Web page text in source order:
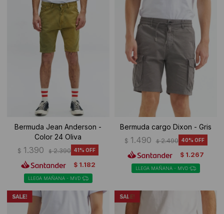
Bermuda Jean Anderson -
Color 24 Oliva
$ 1.390 $ 2.390 41
$ 1.182
LLEGA MAÑANA - MVD
Bermuda cargo Dixon - Gris
$ 1.490 $ 2.490 40
$ 1.267
LLEGA MAÑANA - MVD
Ropa Interior
Canguros
Camperas
Buzos
Sherpas
Camisas y blusas
Vestidos
Sherpas